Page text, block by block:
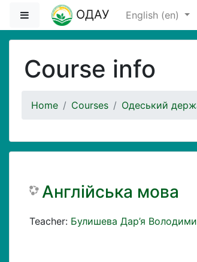
Skip to main content
Side panel ОДАУ English ‎(en)‎
Course info
Home Courses Одеський
Англійська мова
Teacher: Булишева Дар’я